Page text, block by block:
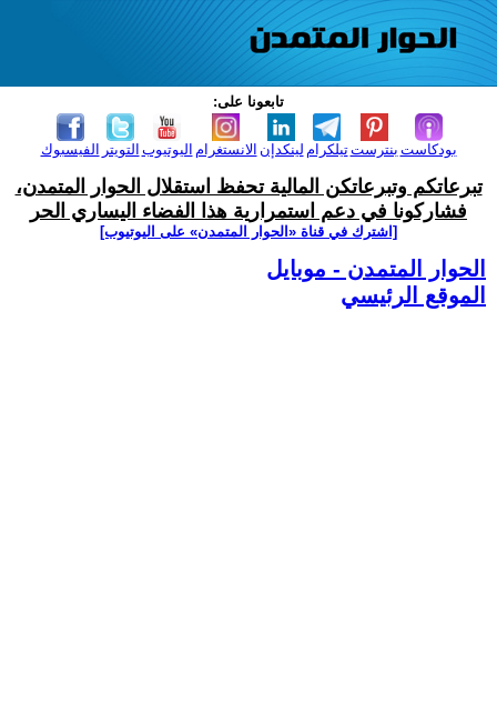
تابعونا على:
الفيسبوك التويتر اليوتيوب الانستغرام لينكدإن تيلكرامبنترست بودكاست
تبرعاتكم وتبرعاتكن المالية تحفظ استقلال الحوار المتمدن،
فشاركونا في دعم استمرارية هذا الفضاء اليساري الحر
[اشترك في قناة ‫«الحوار المتمدن» على اليوتيوب]
الحوار المتمدن - موبايل
الموقع الرئيسي